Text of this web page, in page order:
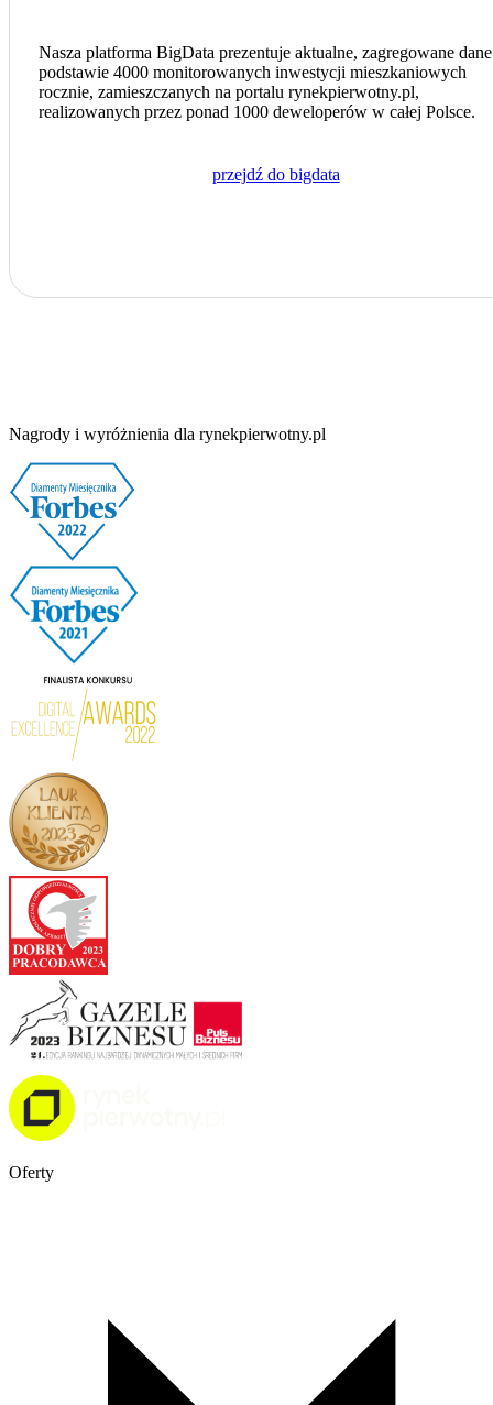
Nasza platforma BigData prezentuje aktualne, zagregowane
podstawie 4000 monitorowanych inwestycji mieszkaniowych
rocznie, zamieszczanych na portalu rynekpierwotny.pl,
realizowanych przez ponad 1000 deweloperów w całej Polsce.
przejdź do bigdata
Nagrody i wyróżnienia dla rynekpierwotny.pl
Oferty